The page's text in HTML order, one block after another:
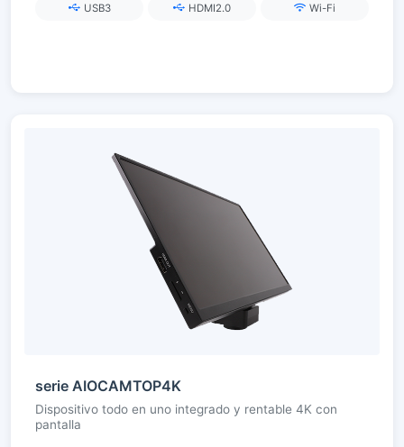
USB3 HDMI2.0 Wi-Fi
serie AIOCAMTOP4K
Dispositivo todo en uno integrado y rentable 4K con
pantalla